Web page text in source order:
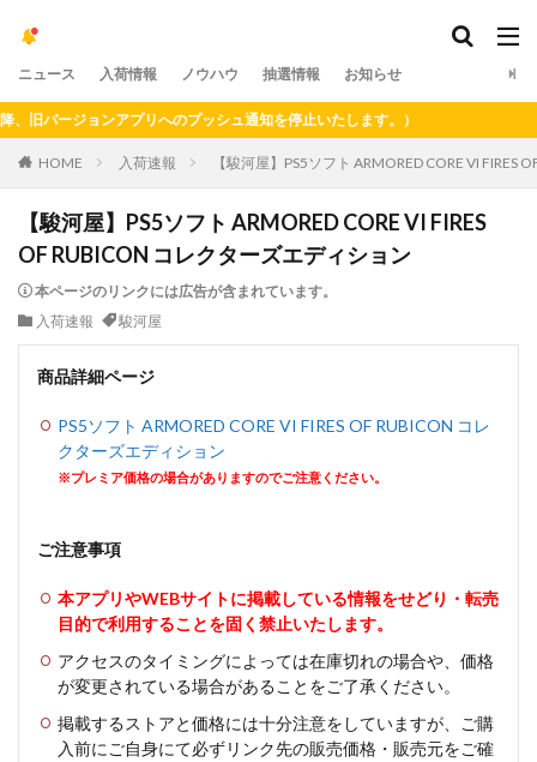
ニュース 入荷情報 ノウハウ 抽選情報 お知らせ
ージョンアプリへのプッシュ通知を停止いたします。）
HOME 入荷速報 【駿河屋】PS5ソフト ARMORED CORE VI
【駿河屋】PS5ソフト ARMORED CORE VI FIRES
OF RUBICON コレクターズエディション
本ページのリンクには広告が含まれています。
入荷速報
駿河屋
商品詳細ページ
PS5ソフト ARMORED CORE VI FIRES OF RUBICON コレ
クターズエディション
※プレミア価格の場合がありますのでご注意ください。
ご注意事項
本アプリやWEBサイトに掲載している情報をせどり・転売
目的で利用することを固く禁止いたします。
アクセスのタイミングによっては在庫切れの場合や、価格
が変更されている場合があることをご了承ください。
掲載するストアと価格には十分注意をしていますが、ご購
入前にご自身にて必ずリンク先の販売価格・販売元をご確